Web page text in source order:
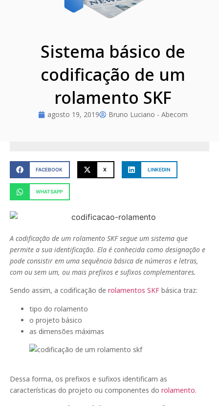
Sistema básico de
codificação de um
rolamento SKF
agosto 19, 2019 Bruno Luciano - Abecom
FACEBOOK X LINKEDIN
WHATSAPP
A codificação de um rolamento SKF segue um sistema que
permite a sua identificação. Ela é conhecida como designação e
pode consistir em uma sequência básica de números e letras,
com ou sem um, ou mais prefixos e sufixos complementares.
Sendo assim, a codificação de rolamentos SKF básica traz:
tipo do rolamento
o projeto básico
as dimensões máximas
Dessa forma, os prefixos e sufixos identificam as
características do projeto ou componentes do rolamento.